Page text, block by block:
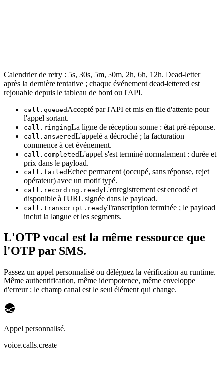
Calendrier de retry : 5s, 30s, 5m, 30m, 2h, 6h, 12h. Dead-letter
après la dernière tentative ; chaque événement dead-lettered est
rejouable depuis le tableau de bord ou l'API.
call.queued Accepté par l'API et mis en file d'attente pour
l'appel sortant.
call.ringingLa ligne de réception sonne : état pré-réponse.
call.answeredL'appelé a décroché ; la facturation
commence à cet événement.
call.completedL'appel s'est terminé normalement : durée et
prix dans le payload.
call.failedÉchec permanent (occupé, sans réponse, rejet
opérateur) avec un motif typé.
call.recording.readyL'enregistrement est encodé et
disponible à l'URL signée dans le payload.
call.transcript.readyTranscription terminée ; le payload
inclut la langue et les segments.
L'OTP vocal est la même ressource que
l'OTP par SMS.
Passez un appel personnalisé ou déléguez la vérification au runtime.
Même authentification, même idempotence, même enveloppe
d'erreur : le champ canal est le seul élément qui change.
Appel personnalisé.
voice.calls.create